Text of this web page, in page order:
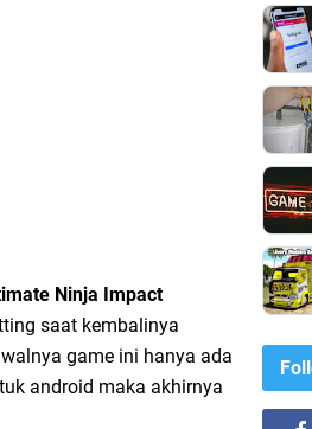
Ninja Impact
saat kembalinya
game ini hanya ada
android maka akhirnya